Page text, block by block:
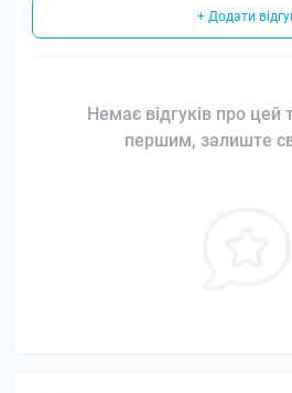
+ Додати
Немає відгуків про цей
першим, залиште